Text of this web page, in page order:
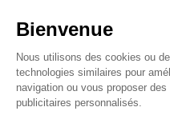
Bienvenue
Nous utilisons des cookies ou
technologies similaires pour
navigation ou vous proposer des
publicitaires personnalisés.